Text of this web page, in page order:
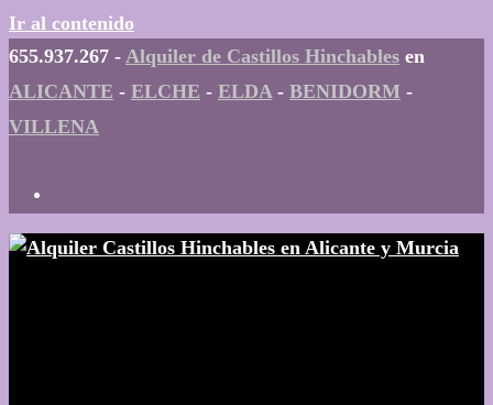
Ir al contenido
655.937.267 - Alquiler de Castillos Hinchables en
ALICANTE - ELCHE - ELDA- BENIDORM -
VILLENA